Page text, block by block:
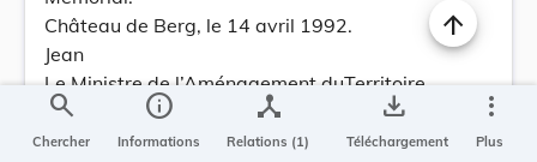
Château de Berg, le 14 avril 1992.
Jean
Le Ministre de l’Aménagement duTerritoire,
Alex Bodry
Règlement grand-ducal du 14 avril 1992
search
Chercher
info
Informations
device_hub
Relations (1)
save_alt
Téléchargement
more_vert
Plus